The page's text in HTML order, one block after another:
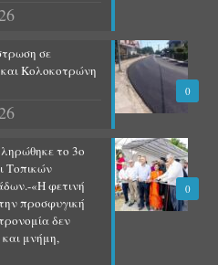
0
σε
Κολοκοτρώνη
0
το 3ο
Τοπικών
«Η φετινή
προσφυγική
δεν
μνήμη,